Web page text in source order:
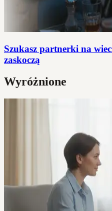
Szukasz partnerki na
zaskoczą
Wyróżnione